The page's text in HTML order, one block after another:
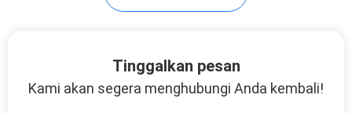
Tinggalkan pesan
Kami akan segera menghubungi Anda kembali!